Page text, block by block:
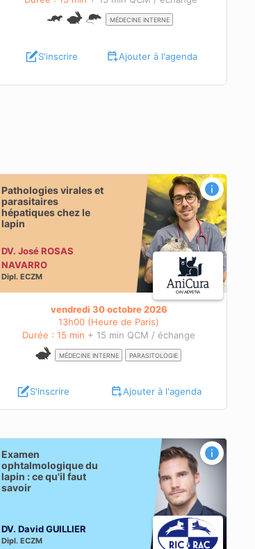
MÉDECINE INTERNE
S'inscrire Ajouter à l'agenda
Pathologies virales et
parasitaires
hépatiques chez le
lapin
DV. José ROSAS
NAVARRO
Dipl. ECZM
vendredi 30 octobre 2026
13h00 (Heure de Paris)
Durée : 15 min + 15 min QCM / échange
MÉDECINE INTERNE PARASITOLOGIE
S'inscrire Ajouter à l'agenda
Examen
ophtalmologique du
lapin : ce qu'il faut
savoir
DV. David GUILLIER
Dipl. ECZM